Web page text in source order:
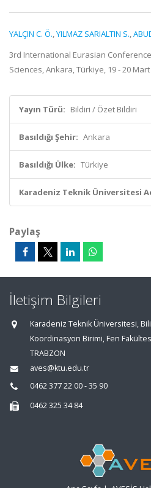
YALÇIN C. Ö.,YILMAZ SARIALTIN S.,
3rd International Eurasian
Sciences, Ankara, Türkiye, 19 - 20
Yayın Türü: Bildiri / Özet Bildiri
Basıldığı Şehir: Ankara
Basıldığı Ülke: Türkiye
Karadeniz Teknik Üniversitesi
Paylaş
İletişim Bilgileri
Karadeniz Teknik Üniversitesi,
Koordinasyon Birimi, Fen
TRABZON
aves@ktu.edu.tr
0462 377 22 00 - 35 90
0462 325 34 84